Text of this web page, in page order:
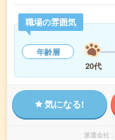
職場の雰囲気
年齢層
20代
気になる!
派遣会社